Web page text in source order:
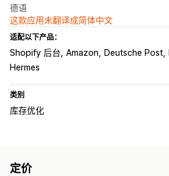
德语
这款应用未翻译成简体中文
适配以下产品：
Shopify 后台 Amazon Deutsche Post
Hermes
类别
库存优化
定价